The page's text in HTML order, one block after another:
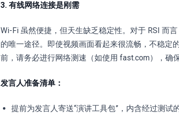
3. 有线网络连接是刚需
Wi-Fi 虽然便捷，但天生缺乏稳定性。对于 RSI 而
的唯一途径。即使视频画面看起来很流畅，不稳定
前，请务必进行网络测速（如使用 fast.com），确
发言人准备清单：
提前为发言人寄送“演讲工具包”，内含经过测试